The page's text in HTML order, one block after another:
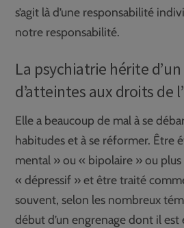
s’agit là d’une responsabilité
notre responsabilité.
La psychiatrie hérite
d’atteintes aux droits de
Elle a beaucoup de mal à se
habitudes et à se réformer. Être
mental » ou « bipolaire » ou
« dépressif » et être traité
souvent, selon les nombreux
début d’un engrenage dont il